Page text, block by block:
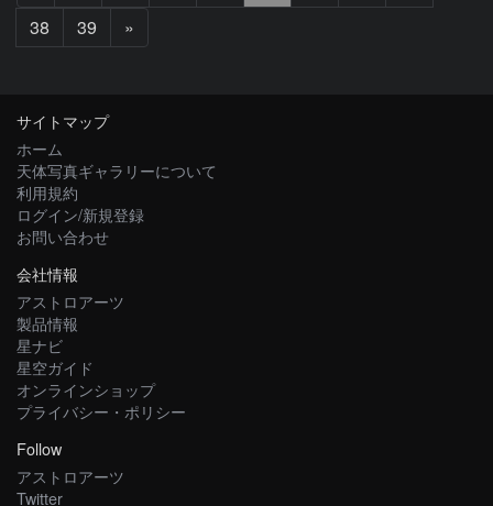
へ
38
39 »
へ
サイトマップ
ホーム
天体写真ギャラリーについて
利用規約
ログイン/新規登録
お問い合わせ
会社情報
アストロアーツ
製品情報
星ナビ
星空ガイド
オンラインショップ
プライバシー・ポリシー
Follow
アストロアーツ
Twitter